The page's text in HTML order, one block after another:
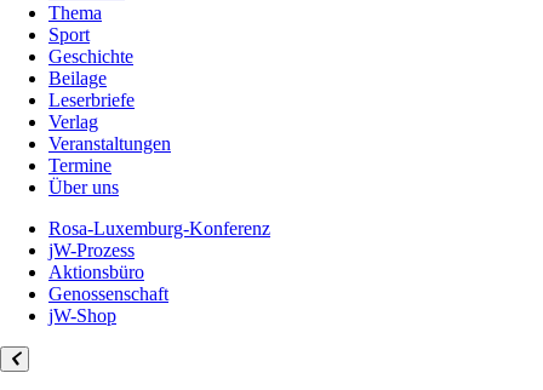
Thema
Sport
Geschichte
Beilage
Leserbriefe
Verlag
Veranstaltungen
Termine
Über uns
Rosa-Luxemburg-Konferenz
jW-Prozess
Aktionsbüro
Genossenschaft
jW-Shop